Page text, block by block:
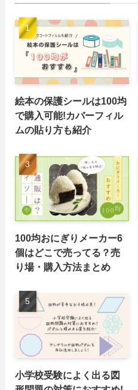
絵本の保護シールは100均
で購入可能!カバーフィル
ムの貼り方も紹介
100均おにぎりメーカー6
個はどこで売ってる？売
り場・購入方法まとめ
小学校受験によく出る図